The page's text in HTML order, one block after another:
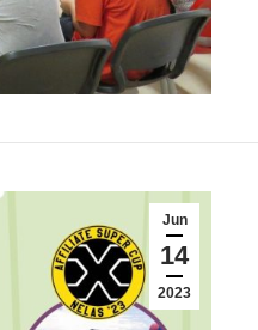
Jun
14
2023